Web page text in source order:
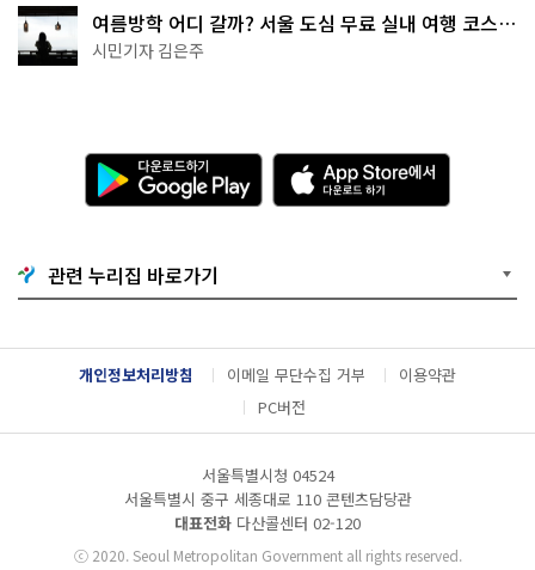
여름방학 어디 갈까? 서울 도심 무료 실내 여행 코스
추천
시민기자 김은주
다
운
로
기
G
o
g
l
e
A
p
p
e
서
다
운
관련 누리집 바로가기
개인정보처리방침 이메일 무단수집 거부
이용약관
PC버전
서울특별시청 04524
서울특별시 중구 세종대로 110 콘텐츠담당관
대표전화 다산콜센터 02-120
ⓒ2020. Seoul Metropolitan Government all rights reserved.